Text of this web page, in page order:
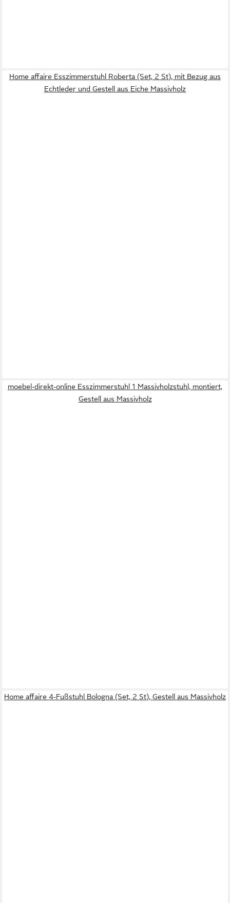
Home affaire Esszimmerstuhl Roberta (Set, 2 St), mit Bezug aus
Echtleder und Gestell aus Eiche Massivholz
moebel-direkt-online Esszimmerstuhl 1 Massivholzstuhl, montiert,
Gestell aus Massivholz
Home affaire 4-Fußstuhl Bologna (Set, 2 St), Gestell aus Massivholz